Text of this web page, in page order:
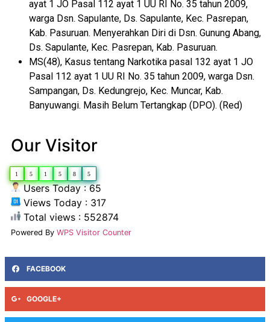
ayat 1 JO Pasal 112 ayat 1 UU RI No. 35 tahun 2009,
warga Dsn. Sapulante, Ds. Sapulante, Kec. Pasrepan,
Kab. Pasuruan. Menyerahkan Diri di Dsn. Gunung Abang,
Ds. Sapulante, Kec. Pasrepan, Kab. Pasuruan.
MS(48), Kasus tentang Narkotika pasal 132 ayat 1 JO
Pasal 112 ayat 1 UU RI No. 35 tahun 2009, warga Dsn.
Sampangan, Ds. Kedungrejo, Kec. Muncar, Kab.
Banyuwangi. Masih Belum Tertangkap (DPO). (Red)
Our Visitor
1 5 1 5 8 5
Users Today : 65
Views Today : 317
Total views : 552874
Powered By WPS Visitor Counter
FACEBOOK
GOOGLE+